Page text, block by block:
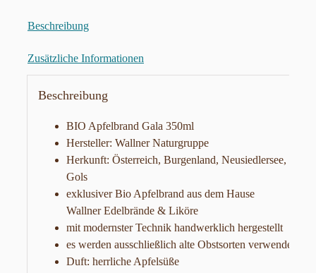
Beschreibung
Zusätzliche Informationen
Beschreibung
BIO Apfelbrand Gala 350ml
Hersteller: Wallner Naturgruppe
Herkunft: Österreich, Burgenland, Neusiedlersee,
Gols
exklusiver Bio Apfelbrand aus dem Hause
Wallner Edelbrände & Liköre
mit modernster Technik handwerklich hergestellt
es werden ausschließlich alte Obstsorten verwendet
Duft: herrliche Apfelsüße